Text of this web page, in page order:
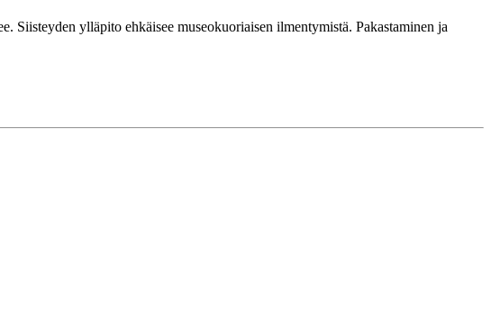
Siisteyden ylläpito ehkäisee museokuoriaisen ilmentymistä. Pakastaminen ja